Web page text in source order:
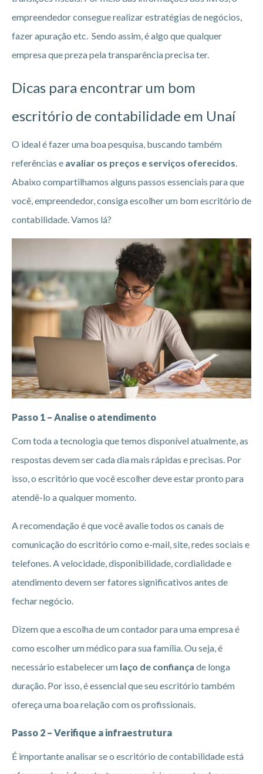
empreendedor consegue realizar estratégias de negócios,
fazer apuração etc. Sendo assim, é algo que qualquer
empresa que preza pela transparência precisa ter.
Dicas para encontrar um bom
escritório de contabilidade em Unaí
O ideal é fazer uma boa pesquisa, buscando também
referências e avaliar os preços e serviços oferecidos.
Abaixo compartilhamos alguns passos essenciais para que
você, empreendedor, consiga escolher um bom escritório de
contabilidade. Vamos lá?
Passo 1 – Analise o atendimento
Com toda a tecnologia que temos disponível atualmente, as
respostas devem ser cada dia mais rápidas e precisas. Por
isso, o escritório que você escolher deve estar pronto para
atendê-lo a qualquer momento.
A recomendação é que você avalie todos os canais de
comunicação do escritório como e-mail, site, redes sociais e
telefones. A velocidade, disponibilidade, cordialidade e
atendimento devem ser fatores significativos antes de
fechar negócio.
Dizem que a escolha de um contador para uma empresa é
como escolher um médico para sua família. Ou seja, é
necessário estabelecer um laço de confiança de longa
duração. Por isso, é essencial que seu escritório também
ofereça uma boa relação com os profissionais.
Passo 2 – Verifique a infraestrutura
É importante analisar se o escritório de contabilidade está